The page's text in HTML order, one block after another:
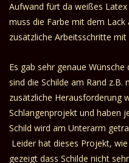
Aufwand fürt da weißes
muss die Farbe mit dem
zusätzliche Arbeitsschritte mit
Es gab sehr genaue
sind die Schilde am Rand
zusätzliche Herausforderung
Schlangenprojekt und haben
Schild wird am Unterarm
Leider hat dieses Projekt,
gezeigt dass Schilde nicht